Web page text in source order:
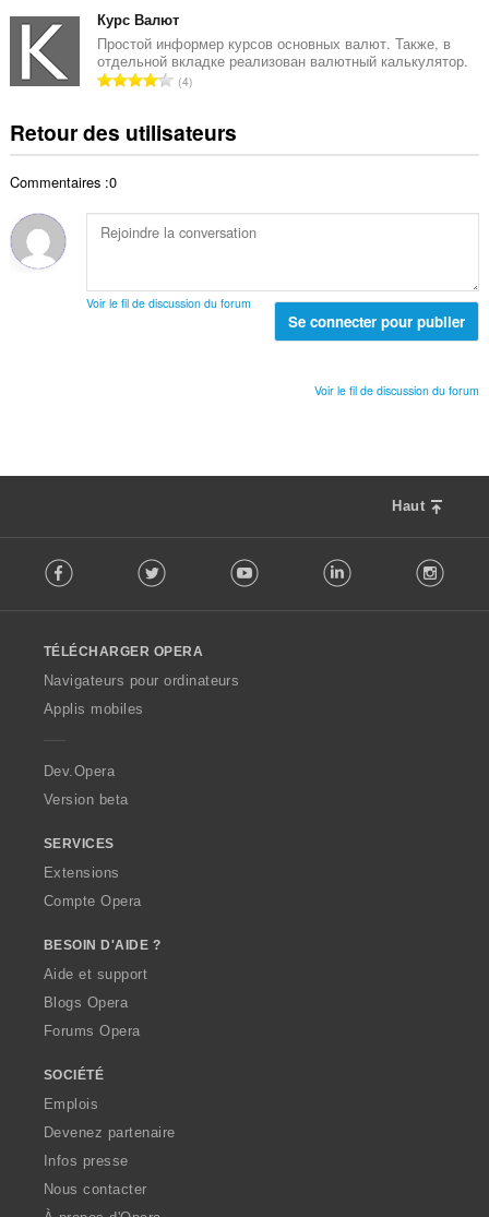
e
s
:
d
e
n
o
e
s
o
t
a
e
n
e
m
b
r
e
o
t
d
e
t
Курс Валют
Простой информер курсов основных валют. Также, в
отдельной вкладке реализован валютный калькулятор.
N
b
t
o
l
:
4
Retour des utilisateurs
Commentaires :0
Voir le fil de discussion du forum
Se connecter pour publier
Voir le fil de discussion du forum
Haut
o
w
O
p
a
Facebook Twitter Youtube LinkedIn
TÉLÉCHARGER OPERA
Navigateurs pour ordinateurs
Applis mobiles
Dev.Opera
Version beta
SERVICES
Extensions
Compte Opera
BESOIN D'AIDE ?
Aide et support
Blogs Opera
Forums Opera
SOCIÉTÉ
Emplois
Devenez partenaire
Infos presse
Nous contacter